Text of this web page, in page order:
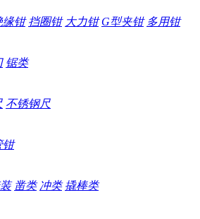
缘钳 挡圈钳 大力钳 G型夹钳 多用钳
锯类
不锈钢尺
钳
凿类 冲类 撬棒类